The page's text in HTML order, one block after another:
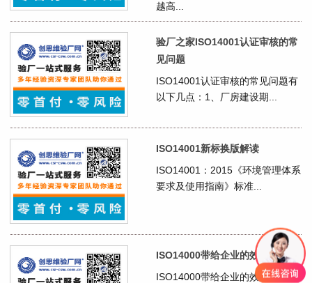
越高...
验厂之家ISO14001认证审核的常
见问题
ISO14001认证审核的常见问题有
以下几点：1、厂房建设期...
ISO14001新标换版解读
ISO14001：2015《环境管理体系
要求及使用指南》标准...
ISO14000带给企业的效益
ISO14000带给企业的效益●获取